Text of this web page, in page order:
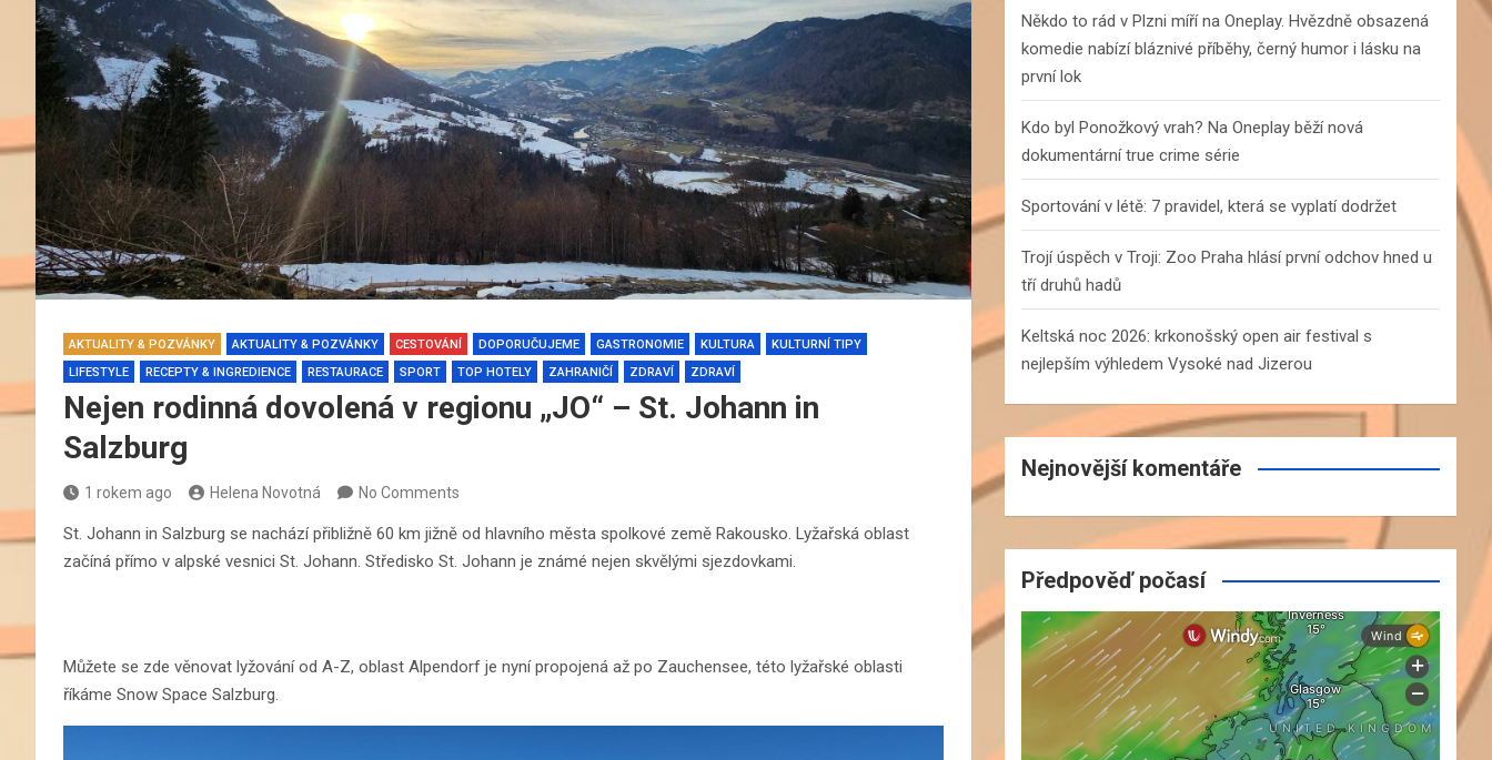
AKTUALITY & POZVÁNKY AKTUALITY & POZVÁNKY CESTOVÁNÍ DOPORUČUJEME GASTRONOMIE KULTURA
KULTURNÍ TIPY
LIFESTYLE
RECEPTY & INGREDIENCE RESTAURACE SPORT TOP HOTELY ZAHRANIČÍ ZDRAVÍ ZDRAVÍ
Nejen rodinná dovolená v regionu „JO“ – St. Johann in
Salzburg
1 rokem ago Helena Novotná No Comments
St. Johann in Salzburg se nachází přibližně 60 km jižně od hlavního města spolkové země Rakousko. Lyžařská oblast
začíná přímo v alpské vesnici St. Johann. Středisko St. Johann je známé nejen skvělými sjezdovkami.
Můžete se zde věnovat lyžování od A-Z, oblast Alpendorf je nyní propojená až po Zauchensee, této lyžařské oblasti
říkáme Snow Space Salzburg.
Někdo to rád v Plzni míří na Oneplay. Hvězdně obsazená
komedie nabízí bláznivé příběhy, černý humor i lásku na
první lok
Kdo byl Ponožkový vrah? Na Oneplay běží nová
dokumentární true crime série
Sportování v létě: 7 pravidel, která se vyplatí dodržet
Trojí úspěch v Troji: Zoo Praha hlásí první odchov hned u
tří druhů hadů
Keltská noc 2026: krkonošský open air festival s
nejlepším výhledem Vysoké nad Jizerou
Nejnovější komentáře
Předpověď počasí